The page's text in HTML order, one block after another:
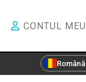
CONTUL MEU
Română